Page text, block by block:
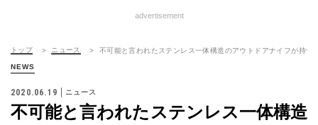
advertisement
トップ ニュース 不可能と言われたステンレス一体構造のアウトドアナイフが持つ
NEWS
2020.06.19 ニュース
不可能と言われたステンレス一体構造